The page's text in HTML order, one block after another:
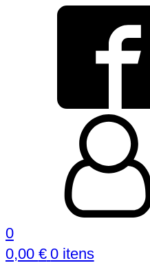
0
0,00 € 0 itens